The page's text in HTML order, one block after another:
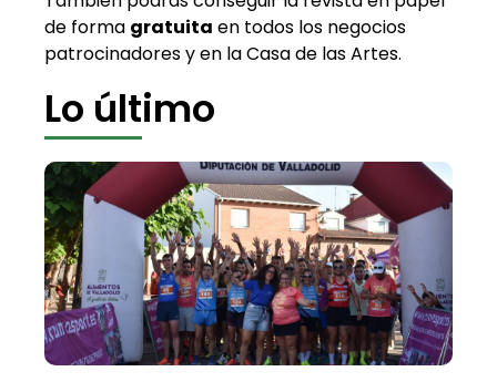
de forma gratuita en todos los negocios
patrocinadores y en la Casa de las Artes.
Lo último